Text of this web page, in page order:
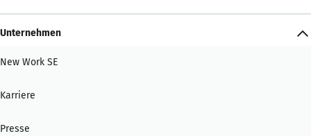
Unternehmen
New Work SE
Karriere
Presse